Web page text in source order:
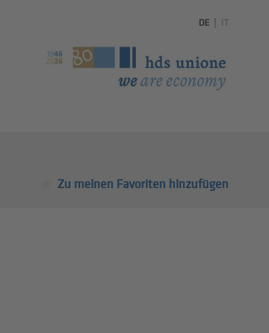
DE IT
Zu meinen Favoriten hinzufügen